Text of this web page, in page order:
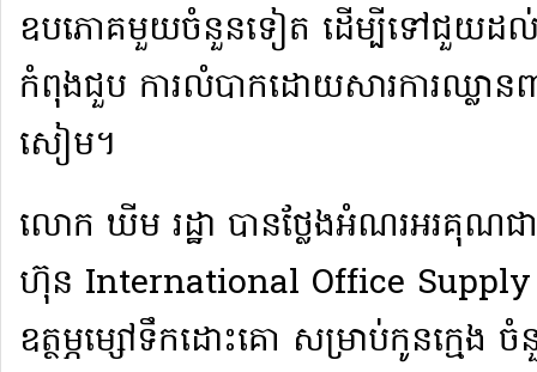
ឧបភោគ​មួយចំនួនទៀត ដើម្បី​ទៅ​ជួយ​
កំពុង​ជួប ការលំបាក​ដោយសា​រកា​រ​ឈ្លា
សៀម​។​
លោក ឃីម រដ្ឋា បាន​ថ្លែង​អំណរ​អរគុណ​
ហ៊ុន International Office Supply
ឧ​ត្ថ​ម្ភ​ម្សៅ​ទឹកដោះគោ សម្រាប់​កូនក្មេ